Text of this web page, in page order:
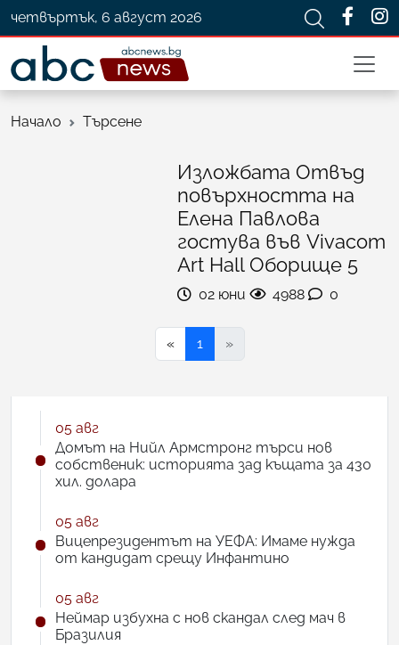
четвъртък, 6 август 2026
Начало Търсене
Изложбата Отвъд
повърхността на
Елена Павлова
гостува във Vivacom
Art Hall Оборище 5
02 юни 4988 0
« 1 »
05 авг
Домът на Нийл Армстронг търси нов
собственик: историята зад къщата за 430
хил. долара
05 авг
Вицепрезидентът на УЕФА: Имаме нужда
от кандидат срещу Инфантино
05 авг
Неймар избухна с нов скандал след мач в
Бразилия